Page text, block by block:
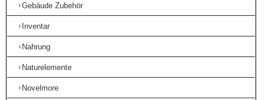
Gebäude Zubehör
Inventar
Nahrung
Naturelemente
Novelmore